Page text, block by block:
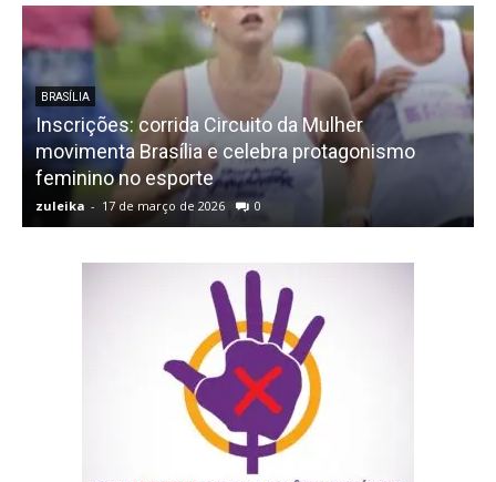
BRASÍLIA
Inscrições: corrida Circuito da Mulher
movimenta Brasília e celebra protagonismo
feminino no esporte
zuleika - 17 de março de 2026 0